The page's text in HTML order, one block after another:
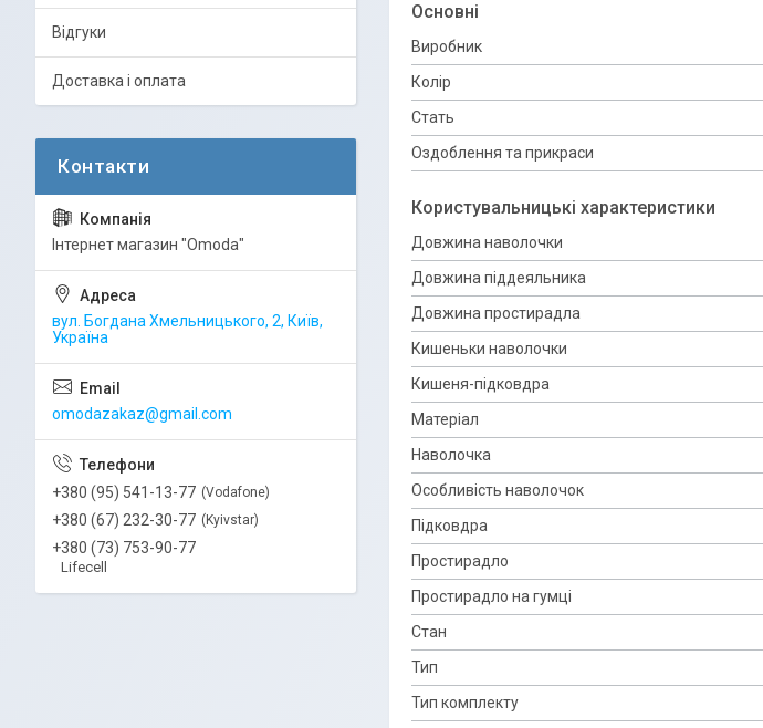
Основні
Виробник
Колір
Стать
Оздоблення та прикраси
Користувальницькі характеристики
Довжина наволочки
Довжина піддеяльника
Довжина простирадла
Кишеньки наволочки
Кишеня-підковдра
Матеріал
Наволочка
Особливість наволочок
Підковдра
Простирадло
Простирадло на гумці
Стан
Тип
Тип комплекту
Відгуки
Доставка і оплата
Інтернет магазин "Omoda"
вул. Богдана Хмельницького, 2, Київ,
Україна
omodazakaz@gmail.com
+380 (95) 541-13-77 Vodafone
+380 (67) 232-30-77 Kyivstar
+380 (73) 753-90-77
Lifecell